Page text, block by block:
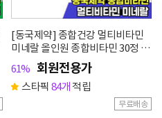
[동국제약] 종합건강 멀티비타민
미네랄 올인원 종합비타민 30정 2
61% 회원전용가
스타픽 84개적립
무료배송